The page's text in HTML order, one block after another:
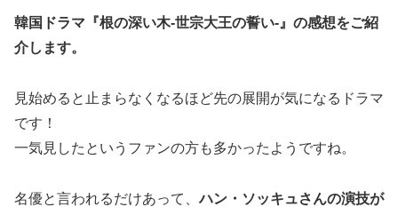
韓国ドラマ『根の深い木-世宗大王の誓い-』の感想をご紹
介します。
見始めると止まらなくなるほど先の展開が気になるドラマ
です！
一気見したというファンの方も多かったようですね。
名優と言われるだけあって、ハン・ソッキュさんの演技が